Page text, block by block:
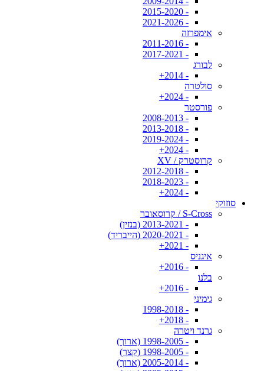
- 2015-2020
- 2021-2026
אימפרזה
- 2011-2016
- 2017-2021
לבורג
- 2014+
סולטרה
- 2024+
פורסטר
- 2008-2013
- 2013-2018
- 2019-2024
- 2024+
קרוסטרק / XV
- 2012-2018
- 2018-2023
- 2024+
סוזוקי
S-Cross / קרוסאובר
- 2013-2021 (בנזין)
- 2020-2021 (הייבריד)
- 2021+
איגניס
- 2016+
בלנו
- 2016+
גימיני
- 1998-2018
- 2018+
גרנד ויטרה
- 1998-2005 (ארוך)
- 1998-2005 (קצר)
- 2005-2014 (ארוך)